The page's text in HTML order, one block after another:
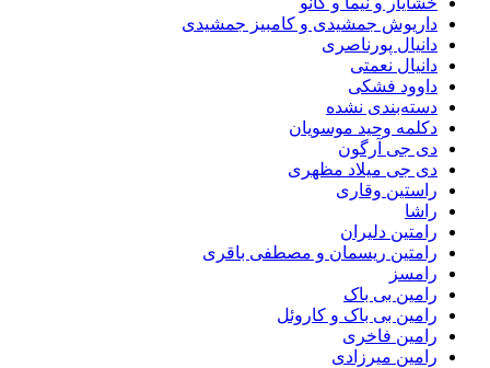
داریوش جمشیدی و کامبیز جمشیدی
دانیال پورناصری
دانیال نعمتی
داوود فشکی
دسته‌بندی نشده
دکلمه وحید موسویان
دی جی آرگون
دی جی میلاد مظهری
راستین وقاری
راشا
رامتین دلیران
رامتین ریسمان و مصطفی باقری
رامسز
رامین بی باک
رامین بی باک و کاروئل
رامین فاخری
رامین میرزادی